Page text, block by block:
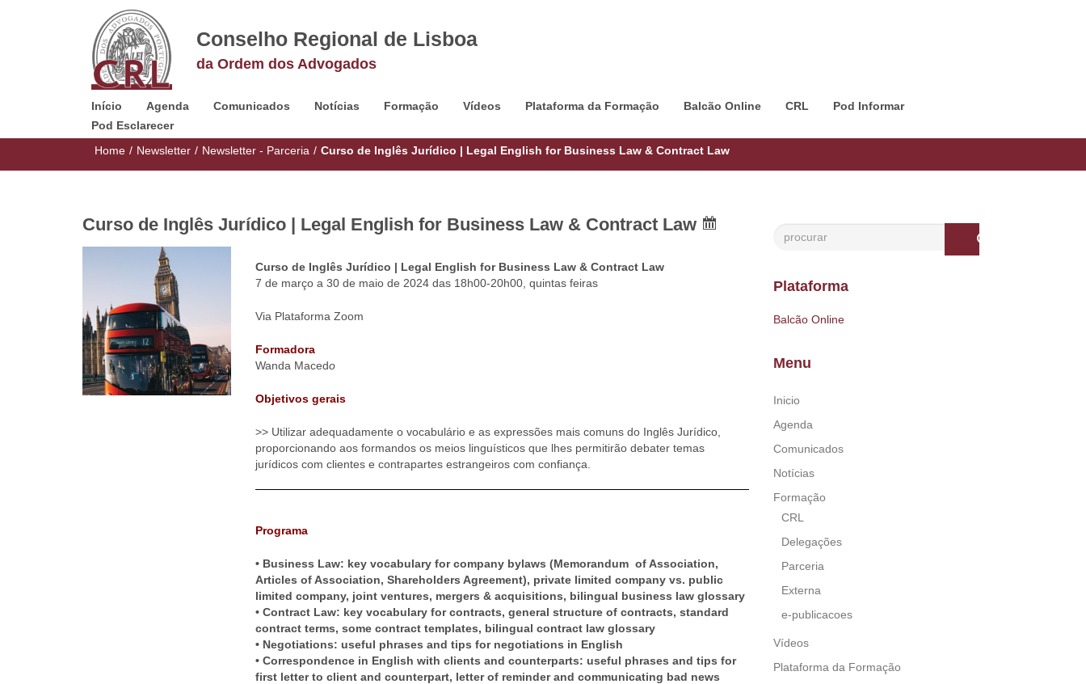
Conselho Regional de Lisboa
da Ordem dos Advogados
Início Agenda Comunicados Notícias Formação Vídeos Plataforma da Formação Balcão Online CRL
Pod Informar
Pod Esclarecer
Home / Newsletter / Newsletter - Parceria / Curso de Inglês Jurídico | Legal English for Business Law & Contract Law
Curso de Inglês Jurídico | Legal English for Business Law & Contract Law
Curso de Inglês Jurídico | Legal English for Business Law & Contract Law
7 de março a 30 de maio de 2024 das 18h00-20h00, quintas feiras
Via Plataforma Zoom
Formadora
Wanda Macedo
Objetivos gerais
>> Utilizar adequadamente o vocabulário e as expressões mais comuns do Inglês Jurídico,
proporcionando aos formandos os meios linguísticos que lhes permitirão debater temas
jurídicos com clientes e contrapartes estrangeiros com confiança.
Programa
• Business Law: key vocabulary for company bylaws (Memorandum of Association,
Articles of Association, Shareholders Agreement), private limited company vs. public
limited company, joint ventures, mergers & acquisitions, bilingual business law glossary
• Contract Law: key vocabulary for contracts, general structure of contracts, standard
contract terms, some contract templates, bilingual contract law glossary
• Negotiations: useful phrases and tips for negotiations in English
• Correspondence in English with clients and counterparts: useful phrases and tips for
first letter to client and counterpart, letter of reminder and communicating bad news
Plataforma
Balcão Online
Menu
Inicio
Agenda
Comunicados
Notícias
Formação
CRL
Delegações
Parceria
Externa
e-publicacoes
Vídeos
Plataforma da Formação